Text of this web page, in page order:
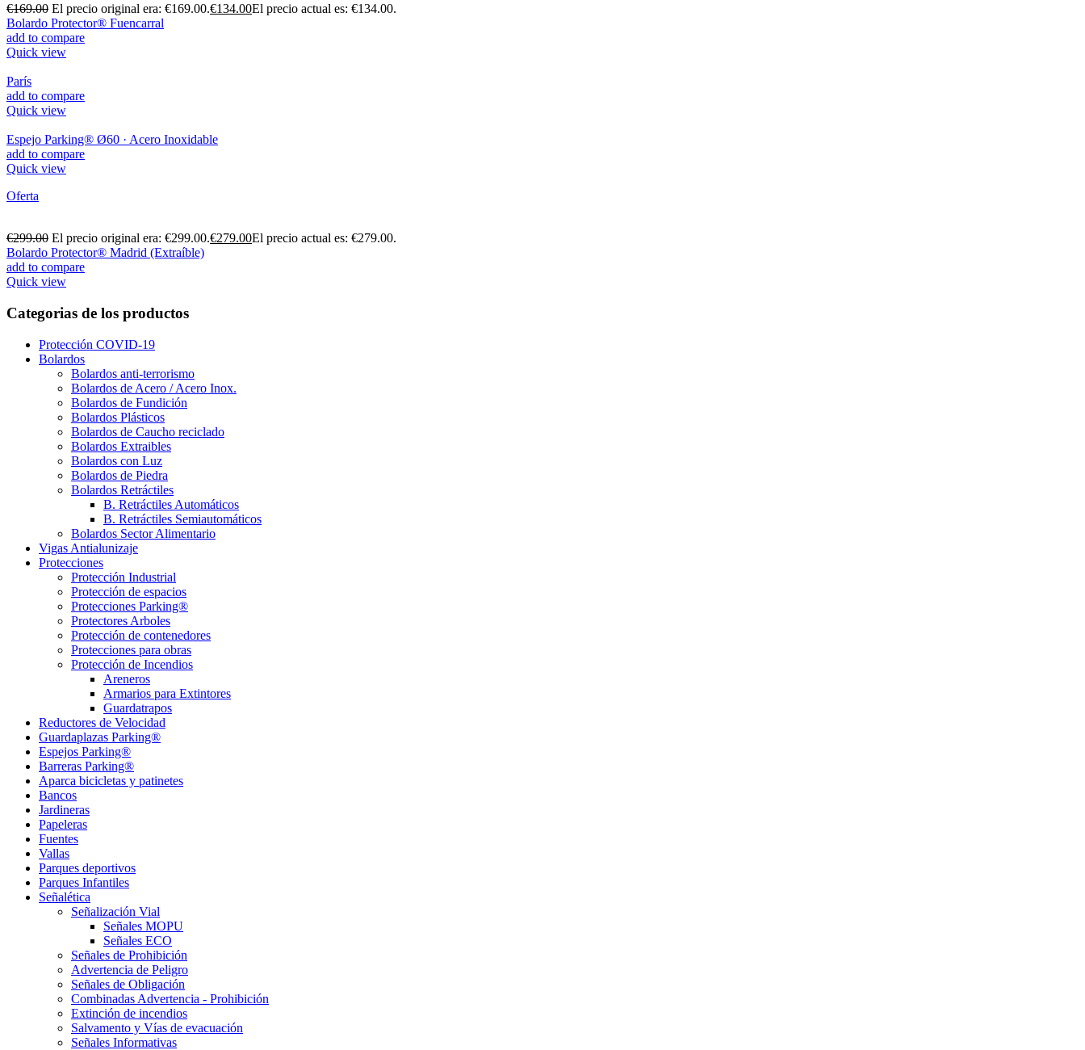
€169.00 El precio original era: €169.00.€134.00El precio actual es: €134.00.
Bolardo Protector® Fuencarral
add to compare
Quick view
París
add to compare
Quick view
Espejo Parking® Ø60 · Acero Inoxidable
add to compare
Quick view
Oferta
€299.00 El precio original era: €299.00.€279.00El precio actual es: €279.00.
Bolardo Protector® Madrid (Extraíble)
add to compare
Quick view
Categorias de los productos
Protección COVID-19
Bolardos
Bolardos anti-terrorismo
Bolardos de Acero / Acero Inox.
Bolardos de Fundición
Bolardos Plásticos
Bolardos de Caucho reciclado
Bolardos Extraibles
Bolardos con Luz
Bolardos de Piedra
Bolardos Retráctiles
B. Retráctiles Automáticos
B. Retráctiles Semiautomáticos
Bolardos Sector Alimentario
Vigas Antialunizaje
Protecciones
Protección Industrial
Protección de espacios
Protecciones Parking®
Protectores Arboles
Protección de contenedores
Protecciones para obras
Protección de Incendios
Areneros
Armarios para Extintores
Guardatrapos
Reductores de Velocidad
Guardaplazas Parking®
Espejos Parking®
Barreras Parking®
Aparca bicicletas y patinetes
Bancos
Jardineras
Papeleras
Fuentes
Vallas
Parques deportivos
Parques Infantiles
Señalética
Señalización Vial
Señales MOPU
Señales ECO
Señales de Prohibición
Advertencia de Peligro
Señales de Obligación
Combinadas Advertencia - Prohibición
Extinción de incendios
Salvamento y Vías de evacuación
Señales Informativas